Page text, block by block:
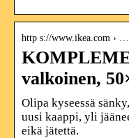
http s://www.ikea.com › …
valkoinen,
Olipa kyseessä
uusi kaappi, yli
eikä jätettä.